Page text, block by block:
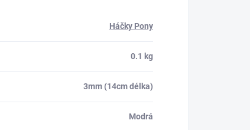
Háčky Pony
0.1 kg
3mm (14cm délka)
Modrá